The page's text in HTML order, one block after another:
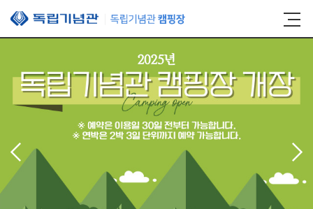
본문 바로가기